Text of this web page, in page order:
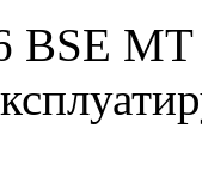
BSE